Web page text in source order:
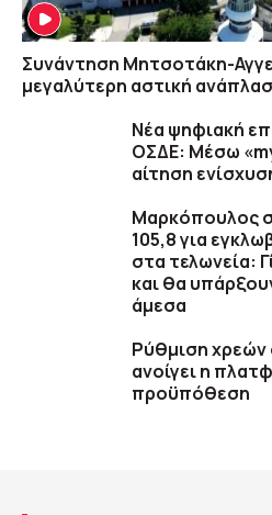
Συνάντηση Μητσοτάκη-
μεγαλύτερη αστική
Νέα ψηφιακή
ΟΣΔΕ: Μέσω
αίτηση
Μαρκόπουλος
105,8 για
στα τελωνεία:
και θα
άμεσα
Ρύθμιση χρεών
ανοίγει η
προϋπόθεση